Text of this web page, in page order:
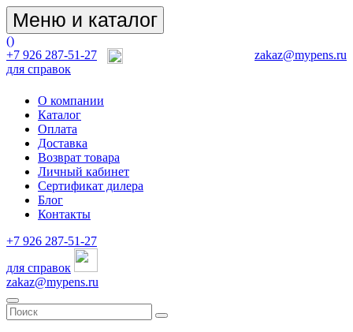
Меню и каталог
()
+7 926 287-51-27
для справок
zakaz@mypens.ru
О компании
Каталог
Оплата
Доставка
Возврат товара
Личный кабинет
Сертификат дилера
Блог
Контакты
+7 926 287-51-27
для справок
zakaz@mypens.ru